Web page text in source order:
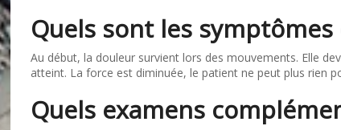
Quels sont les symptômes
Au début, la douleur survient lors des mouvements. Elle
atteint. La force est diminuée, le patient ne peut plus rien
Quels examens